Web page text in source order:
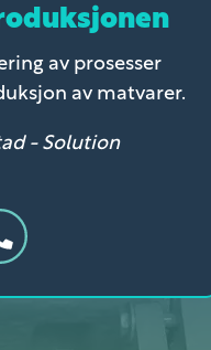
av prosesser
av matvarer.
- Solution